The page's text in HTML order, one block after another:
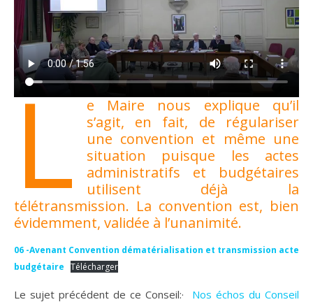
L
e Maire nous explique qu’il
s’agit, en fait, de régulariser
une convention et même une
situation puisque les actes
administratifs et budgétaires
utilisent déjà la
télétransmission. La convention est, bien
évidemment, validée à l’unanimité.
06 -Avenant Convention dématérialisation et transmission acte
budgétaire Télécharger
Le sujet précédent de ce Conseil:· Nos échos du Conseil